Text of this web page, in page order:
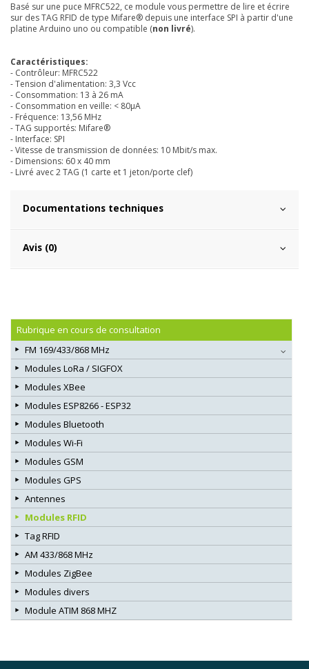
Basé sur une puce MFRC522, ce module vous permettre de lire et écrire
sur des TAG RFID de type Mifare® depuis une interface SPI à partir d'une
platine Arduino uno ou compatible (non livré).
Caractéristiques:
- Contrôleur: MFRC522
- Tension d'alimentation: 3,3 Vcc
- Consommation: 13 à 26 mA
- Consommation en veille: < 80µA
- Fréquence: 13,56 MHz
- TAG supportés: Mifare®
- Interface: SPI
- Vitesse de transmission de données: 10 Mbit/s max.
- Dimensions: 60 x 40 mm
- Livré avec 2 TAG (1 carte et 1 jeton/porte clef)
Documentations techniques
Avis (0)
Rubrique en cours de consultation
FM 169/433/868 MHz
Modules LoRa / SIGFOX
Modules XBee
Modules ESP8266 - ESP32
Modules Bluetooth
Modules Wi-Fi
Modules GSM
Modules GPS
Antennes
Modules RFID
Tag RFID
AM 433/868 MHz
Modules ZigBee
Modules divers
Module ATIM 868 MHZ